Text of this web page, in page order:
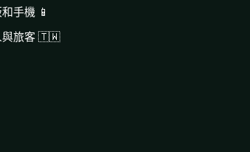
手機 📱
與旅客 🇹🇼